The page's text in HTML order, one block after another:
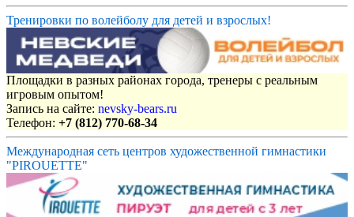
Тренировки по волейболу для детей и взрослых!
Площадки в разных районах города, тренеры с реальным
игровым опытом!
Запись на сайте: nevsky-bears.ru
Телефон: +7 (812) 770-68-34
Международная сеть центров художественной гимнастики
"PIROUETTE"